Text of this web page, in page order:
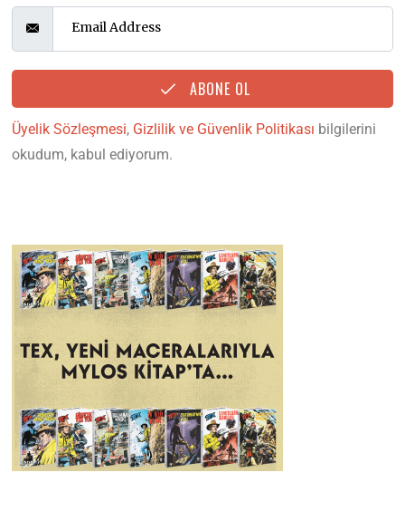
ABONE OL
Üyelik Sözleşmesi, Gizlilik ve Güvenlik Politikası bilgilerini
okudum, kabul ediyorum.